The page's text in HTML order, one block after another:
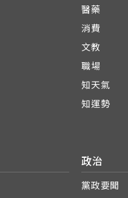
醫藥
消費
文教
職場
知天氣
知運勢
政治
黨政要聞